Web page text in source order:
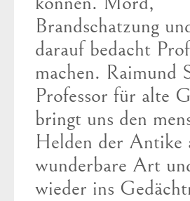
Brandschatzung
darauf bedacht
machen. Raimund
Professor für alte
bringt uns den
Helden der Antike
wunderbare Art
wieder ins